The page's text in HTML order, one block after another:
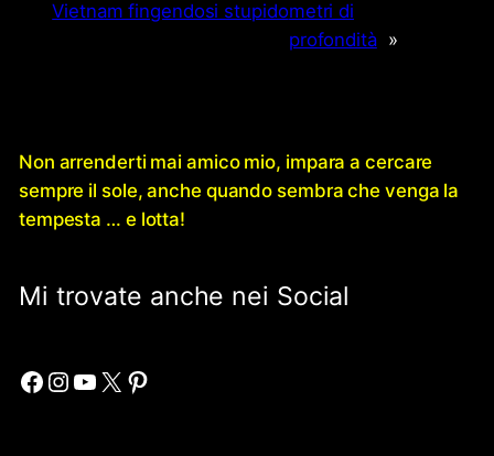
Vietnam fingendosi stupidometri di
profondità »
Non arrenderti mai amico mio, impara a cercare
sempre il sole, anche quando sembra che venga la
tempesta … e lotta!
Mi trovate anche nei Social
Facebook Instagram YouTube X Pinterest